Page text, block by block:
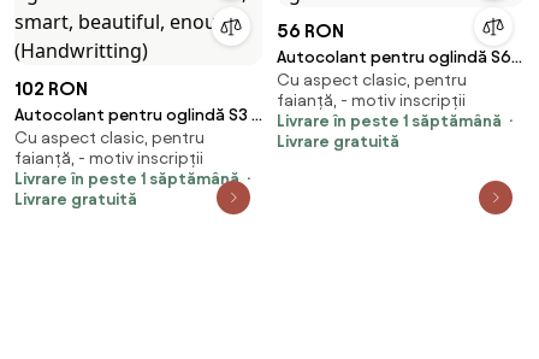
102 RON
Autocolant pentru oglindă S3 –
You are kind, smart, beautiful,
enough. (Handwritting)
Cu aspect clasic, pentru
faianță, - motiv inscripții
Livrare în peste 1 săptămână
Livrare gratuită
56 RON
Autocolant pentru oglindă S6
– Good vibes
Cu aspect clasic, pentru
faianță, - motiv inscripții
Livrare în peste 1 săptămână
Livrare gratuită